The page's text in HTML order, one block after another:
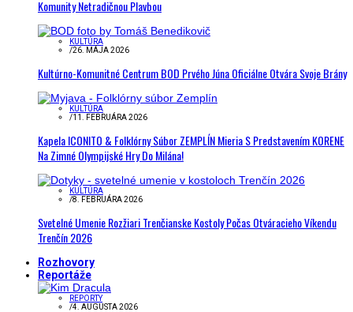
Komunity Netradičnou Plavbou
KULTÚRA
/26. MÁJA 2026
Kultúrno-Komunitné Centrum BOD Prvého Júna Oficiálne Otvára Svoje Brány
KULTÚRA
/11. FEBRUÁRA 2026
Kapela ICONITO & Folklórny Súbor ZEMPLÍN Mieria S Predstavením KORENE
Na Zimné Olympijské Hry Do Milána!
KULTÚRA
/8. FEBRUÁRA 2026
Svetelné Umenie Rozžiari Trenčianske Kostoly Počas Otváracieho Víkendu
Trenčín 2026
Rozhovory
Reportáže
REPORTY
/4. AUGUSTA 2026